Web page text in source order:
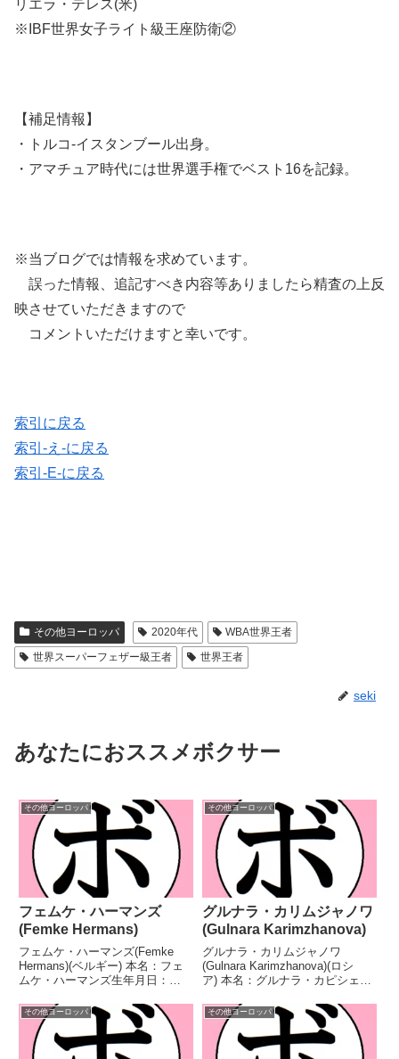
リエラ・テレス(米)
※IBF世界女子ライト級王座防衛②
【補足情報】
・トルコ-イスタンブール出身。
・アマチュア時代には世界選手権でベスト16を記録。
※当ブログでは情報を求めています。
誤った情報、追記すべき内容等ありましたら精査の上反
映させていただきますので
コメントいただけますと幸いです。
索引に戻る
索引-え-に戻る
索引-E-に戻る
その他ヨーロッパ 2020年代
WBA世界王者
世界スーパーフェザー級王者
世界王者
seki
あなたにおススメボクサー
その他ヨーロッパ
フェムケ・ハーマンズ
(Femke Hermans)
フェムケ・ハーマンズ(Femke
Hermans)(ベルギー) 本名：フェ
ムケ・ハーマンズ生年月日：
績：24戦19勝(6KO)5敗 【獲得タ
イトル】ベルギー女子スーパーミ
ドル級王座WBFインターナショ
ナル女...
その他ヨーロッパ
グルナラ・カリムジャノワ
(Gulnara Karimzhanova)
グルナラ・カリムジャノワ
(Gulnara Karimzhanova)(ロシ
ア) 本名：グルナラ・カピシェフ
明国籍：ロシア戦績：2戦1勝1
敗 【獲得タイトル】なし 【戦
歴】■WIBA世界女子ライト級タ
イトルマッチ...
その他ヨーロッパ その他ヨーロッパ